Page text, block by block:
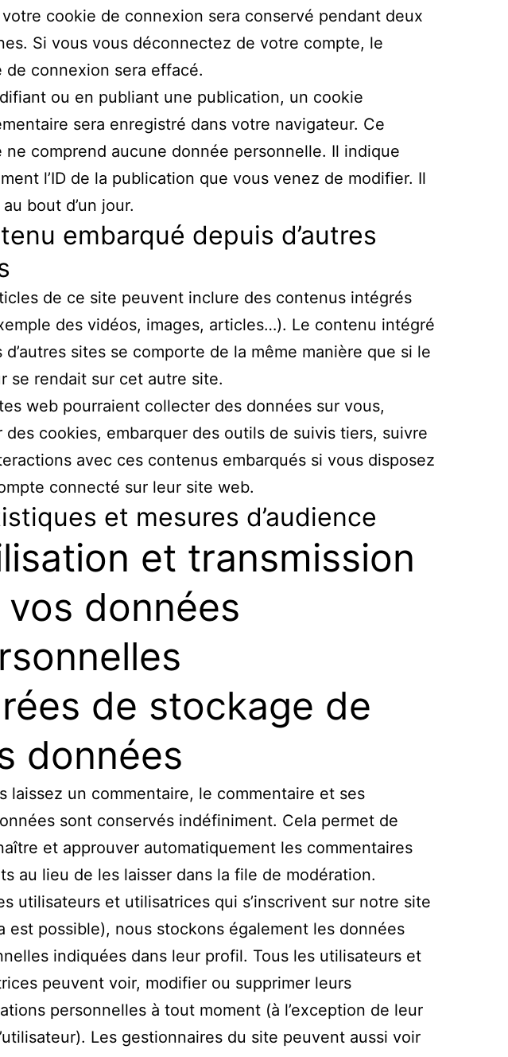
cookie de connexion sera conservé pendant deux
Si vous vous déconnectez de votre compte, le
de connexion sera effacé.
ou en publiant une publication, un cookie
sera enregistré dans votre navigateur. Ce
ne comprend aucune donnée personnelle. Il indique
l’ID de la publication que vous venez de modifier. Il
bout d’un jour.
embarqué depuis d’autres
de ce site peuvent inclure des contenus intégrés
des vidéos, images, articles…). Le contenu intégré
d’autres sites se comporte de la même manière que si le
se rendait sur cet autre site.
web pourraient collecter des données sur vous,
des cookies, embarquer des outils de suivis tiers, suivre
avec ces contenus embarqués si vous disposez
connecté sur leur site web.
et mesures d’audience
et transmission
données
de stockage de
données
laissez un commentaire, le commentaire et ses
sont conservés indéfiniment. Cela permet de
et approuver automatiquement les commentaires
au lieu de les laisser dans la file de modération.
utilisateurs et utilisatrices qui s’inscrivent sur notre site
est possible), nous stockons également les données
indiquées dans leur profil. Tous les utilisateurs et
peuvent voir, modifier ou supprimer leurs
personnelles à tout moment (à l’exception de leur
Les gestionnaires du site peuvent aussi voir